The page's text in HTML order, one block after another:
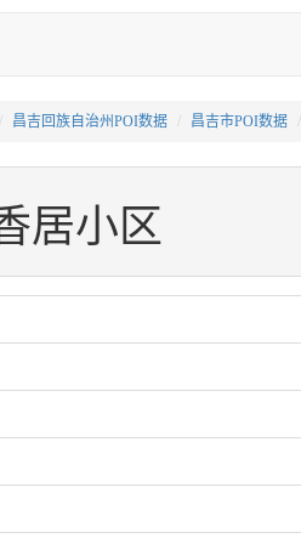
昌吉回族自治州POI数据 昌吉市POI数据
居小区